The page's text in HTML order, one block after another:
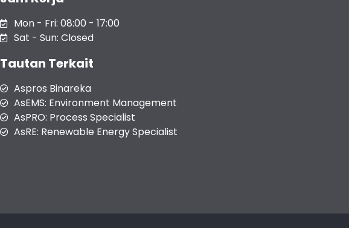
Mon - Fri: 08:00 - 17:00
Sat - Sun: Closed
Tautan Terkait
Aspros Binareka
AsEMS: Environment Management
AsPRO: Process Specialist
AsRE: Renewable Energy Specialist